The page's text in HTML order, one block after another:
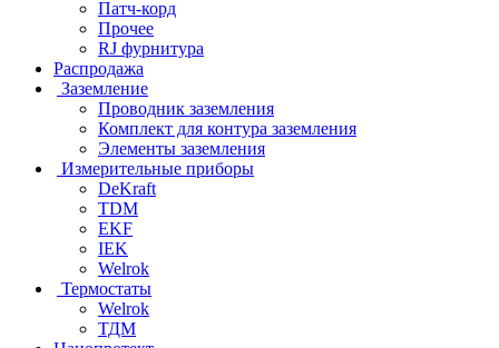
Патч-корд
Прочее
RJ фурнитура
Распродажа
Заземление
Проводник заземления
Комплект для контура заземления
Элементы заземления
Измерительные приборы
DeKraft
TDM
EKF
IEK
Welrok
Термостаты
Welrok
ТДМ